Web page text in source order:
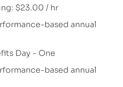
$23.00 / hr
based annual
Day - One
based annual